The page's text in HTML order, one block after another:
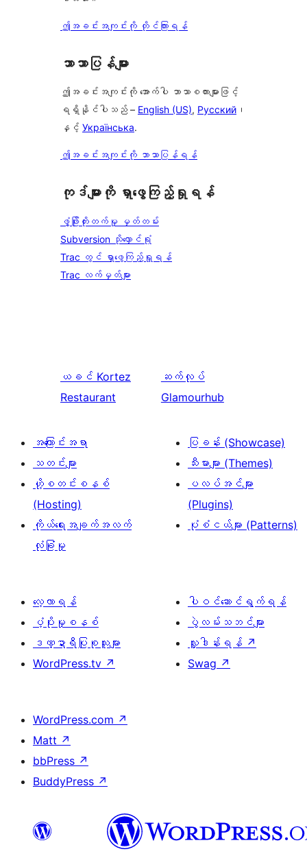
ဤအခင်းအကျင်းကို တိုင်ကြားရန်
ဘာသာပြန်များ
ဤအခင်းအကျင်းကို အောက်ပါ ဘာသာစကားများဖြင့်
ရရှိနိုင်ပါသည် – English (US), Русский ၊
နှင့် Українська.
ဤအခင်းအကျင်းကို ဘာသာပြန်ရန်
ကုဒ်များကို ရှာဖွေကြည့်ရှုရန်
ဖွံ့ဖြိုးတိုးတက်မှု မှတ်တမ်း
Subversion သိုလှောင်ရုံ
Trac တွင် ရှာဖွေကြည့်ရှုရန်
Trac လက်မှတ်များ
ယခင် Kortez
Restaurant
ဆက်လုပ်
Glamourhub
အကြောင်းအရာ
သတင်းများ
ဟို့စတင်းစနစ်
(Hosting)
ကိုယ်ရေးအချက်အလက်
လုံခြုံမှု
ပြခန်း (Showcase)
သီးမားများ (Themes)
ပလပ်အင်များ
(Plugins)
ပုံစံငယ်များ (Patterns)
လေ့လာရန်
ပံ့ပိုးမှုစနစ်
ဒဏ္ဍာရီပြုစုသူများ
WordPress.tv ↗
ပါဝင်ဆောင်ရွက်ရန်
ပွဲလမ်းသဘင်များ
လှူဒါန်းရန် ↗
Swag ↗
WordPress.com ↗
Matt ↗
bbPress ↗
BuddyPress ↗